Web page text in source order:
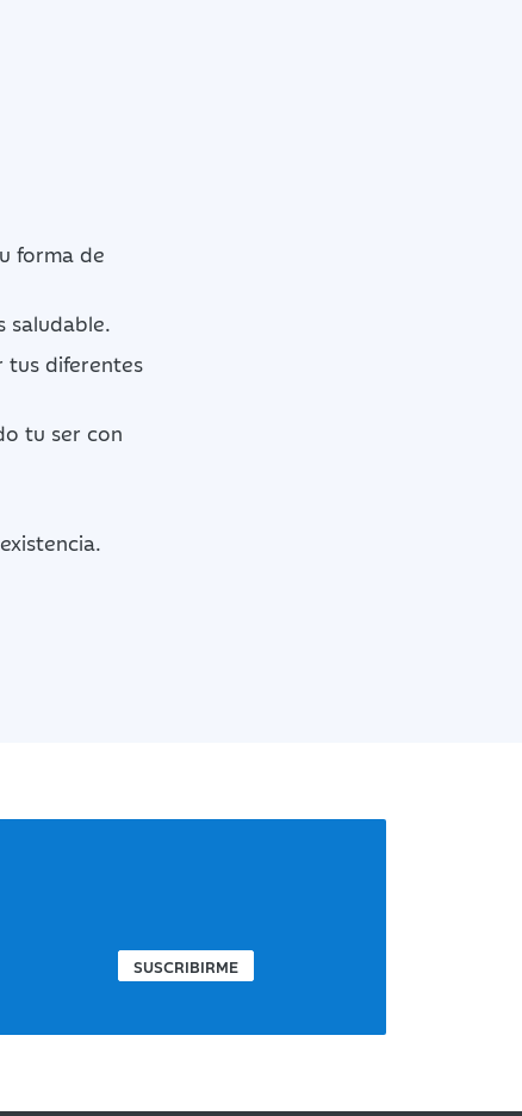
forma de
saludable.
tus diferentes
tu ser con
SUSCRIBIRME